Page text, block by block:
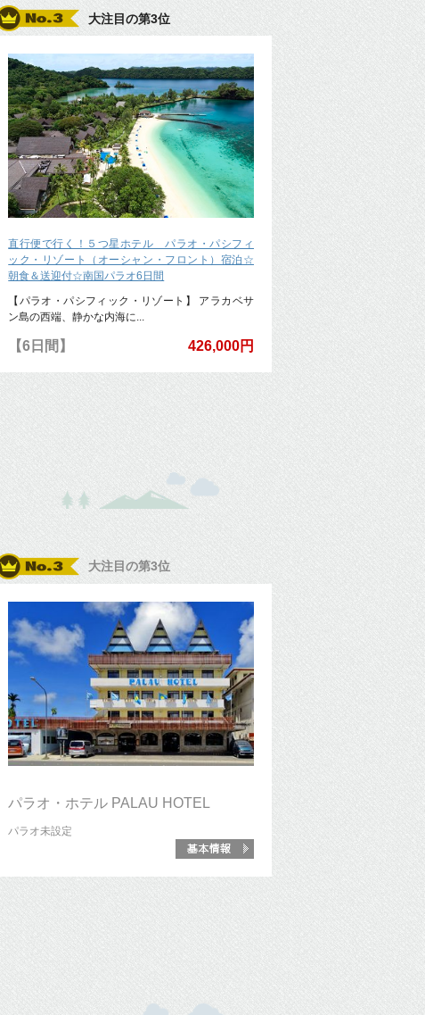
大注目の第3位
直行便で行く！５つ星ホテル パラオ・パシフィ
ック・リゾート（オーシャン・フロント）宿泊☆
朝食＆送迎付☆南国パラオ6日間
【パラオ・パシフィック・リゾート】 アラカベサ
ン島の西端、静かな内海に...
【6日間】 426,000円
大注目の第3位
パラオ・ホテル PALAU HOTEL
パラオ未設定